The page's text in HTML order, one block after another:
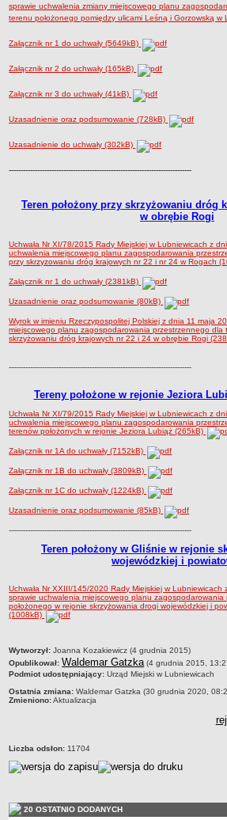
RADA MIEJSKA
Dyżury Przewodniczącego Rady Miejskiej
Transmisja z obrad sesji
Plan pracy Rady Miejskiej
Terminy posiedzeń Rady
Głosowania
Terminy posiedzeń Komisji
Plan pracy Komisji Rewizyjnej
Plan pracy pozostałych Komisji
Oświadczenia majątkowe
Interpelacje radnych wraz z odpowiedziami
Zapytania radnych wraz z odpowiedziami
Apele
JEDNOSTKI ORGANIZACYJNE
Miejsko-Gminny Ośrodek Pomocy
Zakład Gospodarki Komunalnej
Środowiskowy Dom Samopomocy
Sprawozdania z wykonania budżetu -
Sprawozdania z wykonania budżetu -
Umorzenia, odroczenia, raty
Fundacje i Stowarzyszenia
Pomoc publiczna
Budżet obywatelski
Majątek jednostek podległych
Koszt wychowania przedszkolnego
Stawki czynszów najmu lokali
PRZETARGI
Sprzedaż nieruchomości
Plan zamówień publicznych
sprawie uchwalenia zmiany miejscowego planu
terenu położonego pomiędzy ulicami Leśną i Gorzowską w
Załącznik nr 1 do uchwały (5649kB)
Załącznik nr 2 do uchwały (165kB)
Załącznik nr 3 do uchwały (41kB)
Uzasadnienie oraz podsumowanie (728kB)
Uzasadnienie do uchwały (302kB)
-----------------------------------------------------------------------------
Teren położony przy skrzyżowaniu dróg
w obrębie Rogi
Uchwała Nr XI/78/2015 Rady Miejskiej w Lubniewicach z
uchwalenia miejscowego planu zagospodarowania
przy skrzyzowaniu dróg krajowych nr 22 i nr 24 w Rogach
Załącznik nr 1 do uchwały (2381kB)
Uzasadnienie oraz podsumowanie (80kB)
Wyrok w imieniu Rzeczypospolitej Polskiej z dnia 11 maja
miejscowego planu zagospodarowania przestrzennego dla
skrzyżowaniu dróg krajowych nr 22 i 24 w obrębie Rogi
-----------------------------------------------------------------------------
Tereny położone w rejonie Jeziora
Uchwała Nr XI/79/2015 Rady Miejskiej w Lubniewicach z
uchwalenia miejscowego planu zagospodarowania
terenów położonych w rejonie Jeziora Lubiąż (265kB)
Załącznik nr 1A do uchwały (7152kB)
Załącznik nr 1B do uchwały (3809kB)
Załącznik nr 1C do uchwały (1224kB)
Uzasadnienie oraz podsumowanie (85kB)
-----------------------------------------------------------------------------
Teren położony w Gliśnie w rejonie
wojewódzkiej i
Uchwała Nr XXIII/145/2020 Rady Miejskiej w
sprawie uchwalenia miejscowego planu
położonego w rejonie skrzyżowania drogi wojewódzkiej i
(1008kB)
metryczka
Wytworzył: Joanna Kozakiewicz (4 grudnia 2015)
Opublikował: Waldemar Gatzka(4 grudnia 2015,
Podmiot udostępniający: Urząd Miejski w Lubniewicach
Ostatnia zmiana: Waldemar Gatzka (30 grudnia 2020,
Zmieniono:Aktualizacja
Liczba odsłon: 11704
20 OSTATNIO DODANYCH